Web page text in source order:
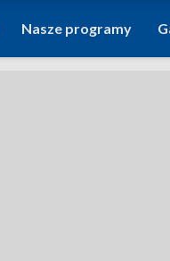
Nasze programy